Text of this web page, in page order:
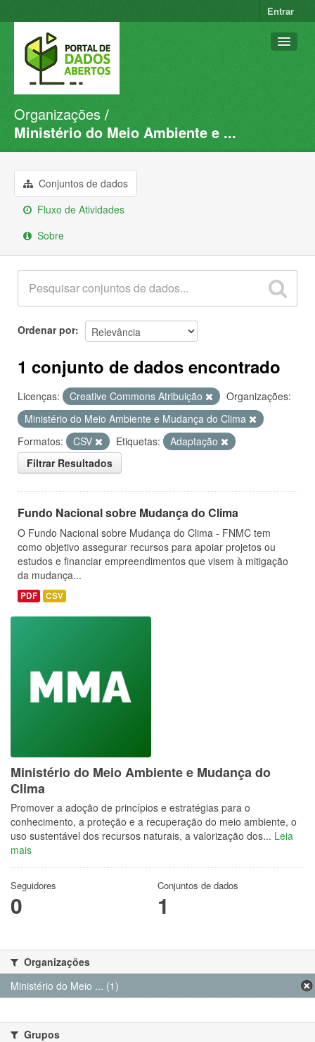
Entrar
Conjuntos de dados
Organizações
Sobre
Organizações
Ministério do Meio Ambiente e ...
Conjuntos de dados
Fluxo de Atividades
Sobre
Ordenar por
1 conjunto de dados encontrado
Licenças: Creative Commons Atribuição
Organizações:
Ministério do Meio Ambiente e Mudança do Clima
Formatos:
CSV Etiquetas:
Adaptação
Filtrar Resultados
Fundo Nacional sobre Mudança do Clima
O Fundo Nacional sobre Mudança do Clima - FNMC tem
como objetivo assegurar recursos para apoiar projetos ou
estudos e financiar empreendimentos que visem à mitigação
da mudança...
PDF CSV
Ministério do Meio Ambiente e Mudança do
Clima
Promover a adoção de princípios e estratégias para o
conhecimento, a proteção e a recuperação do meio ambiente, o
uso sustentável dos recursos naturais, a valorização dos... Leia
mais
Seguidores
0
Conjuntos de dados
1
Organizações
Ministério do Meio ... (1)
Grupos